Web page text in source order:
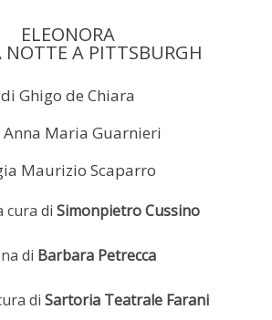
ELEONORA
A PITTSBURGH
di Ghigo de Chiara
Anna Maria Guarnieri
Maurizio Scaparro
cura di Simonpietro Cussino
di Barbara Petrecca
di Sartoria Teatrale Farani